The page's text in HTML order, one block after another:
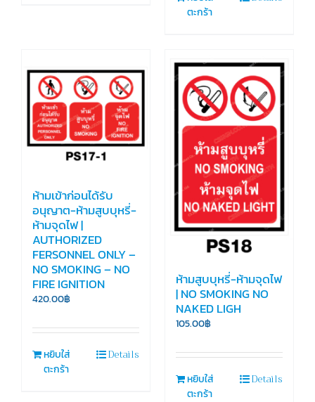
ตะกร้า
ห้ามเข้าก่อนได้รับ
อนุญาต-ห้ามสูบบุหรี่-
ห้ามจุดไฟ |
AUTHORIZED
FERSONNEL ONLY –
NO SMOKING – NO
FIRE IGNITION
420.00฿
หยิบใส่
ตะกร้า
Details
ห้ามสูบบุหรี่-ห้ามจุดไฟ
| NO SMOKING NO
NAKED LIGH
105.00฿
หยิบใส่
ตะกร้า
Details